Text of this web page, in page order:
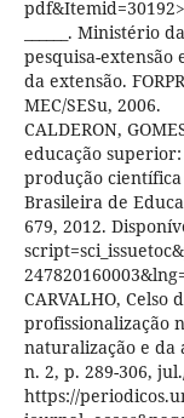
______. Ministério
pesquisa-
da extensão.
MEC/SESu, 2006.
CALDERON,
educação
produção científica
Brasileira de
679, 2012.
CARVALHO, Celso
profissionalização
naturalização e da
n. 2, p. 289-306,
https://